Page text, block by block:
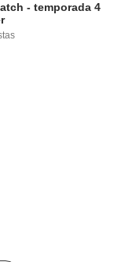
- temporada 4